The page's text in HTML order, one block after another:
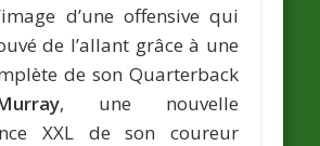
d’une offensive qui
de l’allant grâce à une
de son Quarterback
, une nouvelle
XXL de son coureur